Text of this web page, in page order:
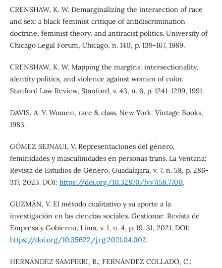
CRENSHAW, K. W. Demarginalizing the intersection of race
and sex: a black feminist critique of antidiscrimination
doctrine, feminist theory, and antiracist politics. University of
Chicago Legal Forum, Chicago, n. 140, p. 139-167, 1989.
CRENSHAW, K. W. Mapping the margins: intersectionality,
identity politics, and violence against women of color.
Stanford Law Review, Stanford, v. 43, n. 6, p. 1241-1299, 1991.
DAVIS, A. Y. Women, race & class. New York: Vintage Books,
1983.
GÓMEZ SEJNAUI, V. Representaciones del género,
feminidades y masculinidades en personas trans. La Ventana:
Revista de Estudios de Género, Guadalajara, v. 7, n. 58, p. 286-
317, 2023. DOI: https://doi.org/10.32870/lv.v7i58.7700.
GUZMÁN, V. El método cualitativo y su aporte a la
investigación en las ciencias sociales. Gestionar: Revista de
Empresa y Gobierno, Lima, v. 1, n. 4, p. 19-31, 2021. DOI:
https://doi.org/10.35622/j.rg.2021.04.002.
HERNÁNDEZ SAMPIERI, R.; FERNÁNDEZ COLLADO, C.;